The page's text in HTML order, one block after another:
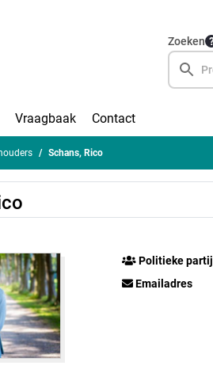
Zoeken
Vraagbaak Contact
Schans, Rico
Politieke partij
Emailadres